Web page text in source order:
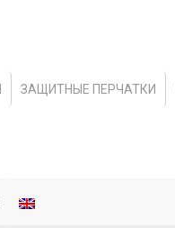
ЗАЩИТНЫЕ ПЕРЧАТКИ